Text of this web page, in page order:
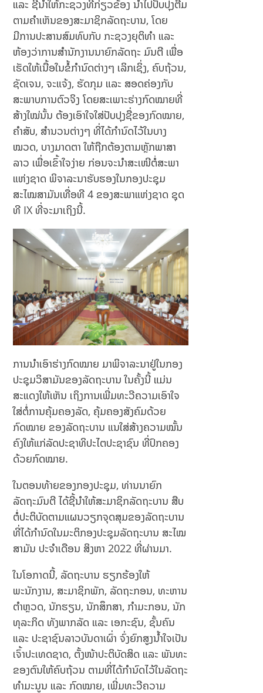
ແລະ ຊີ້ນໍາໃຫ້ກະຊວງທີ່ກ່ຽວຂ້ອງ ນໍາໄປປັບປຸງຕື່ມ
ຕາມຄໍາເຫັນຂອງສະມາຊິກລັດຖະບານ, ໂດຍ
ມີການປະສານສົມທົບກັບ ກະຊວງຍຸຕິທໍາ ແລະ
ຫ້ອງວ່າການສໍານັກງານນາຍົກລັດຖະ ມົນຕີ ເພື່ອ
ເຮັດໃຫ້ເນື້ອໃນຂໍ້ກຳນົດຕ່າງໆ ເລິກເຊິ່ງ, ຄົບຖ້ວນ,
ຊັດເຈນ, ຈະແຈ້ງ, ຮັດກຸມ ແລະ ສອດຄ່ອງກັບ
ສະພາບການຕົວຈິງ ໂດຍສະເພາະຮ່າງກົດໝາຍທີ່
ສ້າງໃໝ່ນັ້ນ ຕ້ອງເອົາໃຈໃສ່ປັບປຸງຊື່ຂອງກົດໝາຍ,
ຄໍາສັບ, ສໍານວນຕ່າງໆ ທີ່ໄດ້ກຳນົດໄວ້ໃນບາງ
ໝວດ, ບາງມາດຕາ ໃຫ້ຖືກຕ້ອງຕາມຫຼັກພາສາ
ລາວ ເພື່ອເຂົ້າໃຈງ່າຍ ກ່ອນຈະນໍາສະເໜີຕໍ່ສະພາ
ແຫ່ງຊາດ ພິຈາລະນາຮັບຮອງໃນກອງປະຊຸມ
ສະໄໝສາມັນເທື່ອທີ 4 ຂອງສະພາແຫ່ງຊາດ ຊຸດ
ທີ IX ທີ່ຈະມາເຖິງນີ້.
ການນໍາເອົາຮ່າງກົດໝາຍ ມາພິຈາລະນາຢູ່ໃນກອງ
ປະຊຸມວິສາມັນຂອງລັດຖະບານ ໃນຄັ້ງນີ້ ແມ່ນ
ສະແດງໃຫ້ເຫັນ ເຖິງການເພີ່ມທະວີຄວາມເອົາໃຈ
ໃສ່ຕໍ່ການຄຸ້ມຄອງລັດ, ຄຸ້ມຄອງສັງຄົມດ້ວຍ
ກົດໝາຍ ຂອງລັດຖະບານ ແນໃສ່ສ້າງຄວາມໝັ້ນ
ຄົງໃຫ້ແກ່ລັດປະຊາທິປະໄຕປະຊາຊົນ ທີ່ປົກຄອງ
ດ້ວຍກົດໝາຍ.
ໃນຕອນທ້າຍຂອງກອງປະຊຸມ, ທ່ານນາຍົກ
ລັດຖະມົນຕີ ໄດ້ຊີ້ນໍາໃຫ້ສະມາຊິກລັດຖະບານ ສືບ
ຕໍ່ປະຕິບັດຕາມແຜນວຽກຈຸດສຸມຂອງລັດຖະບານ
ທີ່ໄດ້ກຳນົດໃນມະຕິກອງປະຊຸມລັດຖະບານ ສະໄໝ
ສາມັນ ປະຈໍາເດືອນ ສິງຫາ 2022 ທີ່ຜ່ານມາ.
ໃນໂອກາດນີ້, ລັດຖະບານ ຮຽກຮ້ອງໃຫ້
ພະນັກງານ, ສະມາຊິກພັກ, ລັດຖະກອນ, ທະຫານ
ຕໍາຫຼວດ, ນັກຮຽນ, ນັກສຶກສາ, ກໍາມະກອນ, ນັກ
ທຸລະກິດ ທັງພາກລັດ ແລະ ເອກະຊົນ, ຊັ້ນຄົນ
ແລະ ປະຊາຊົນລາວບັນດາເຜົ່າ ຈົ່ງຍົກສູງນໍ້າໃຈເປັນ
ເຈົ້າປະເທດຊາດ, ຕັ້ງໜ້າປະຕິບັດສິດ ແລະ ພັນທະ
ຂອງຕົນໃຫ້ຄົບຖ້ວນ ຕາມທີ່ໄດ້ກໍານົດໄວ້ໃນລັດຖະ
ທໍາມະນູນ ແລະ ກົດໝາຍ, ເພີ່ມທະວີຄວາມ